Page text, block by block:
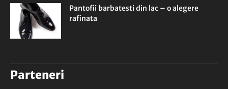
Pantofii barbatesti din lac – o alegere
rafinata
Parteneri